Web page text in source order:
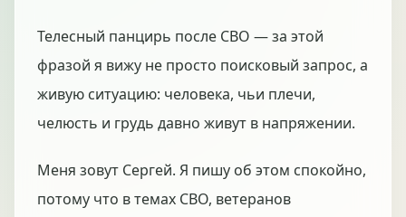
Телесный панцирь после СВО — за этой
фразой я вижу не просто поисковый запрос, а
живую ситуацию: человека, чьи плечи,
челюсть и грудь давно живут в напряжении.
Меня зовут Сергей. Я пишу об этом спокойно,
потому что в темах СВО, ветеранов